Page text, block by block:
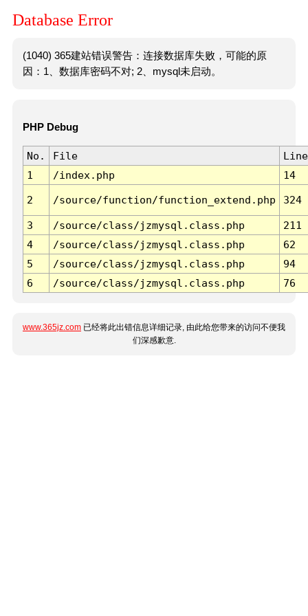
Database Error
(1040) 365建站错误警告：连接数据库失败，可能的原
因：1、数据库密码不对; 2、mysql未启动。
PHP Debug
No. File
Line
1
/index.php 14
2 /source/function/function_extend.php 324
3 /source/class/jzmysql.class.php
211
4
/source/class/jzmysql.class.php
62
5
/source/class/jzmysql.class.php
94
6
/source/class/jzmysql.class.php 76
www.365jz.com 已经将此出错信息详细记录, 由此给您带来的访问不便我
们深感歉意.